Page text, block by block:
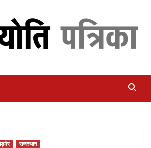
राजस्थान